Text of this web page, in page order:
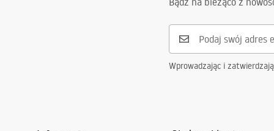
Wprowadzając i